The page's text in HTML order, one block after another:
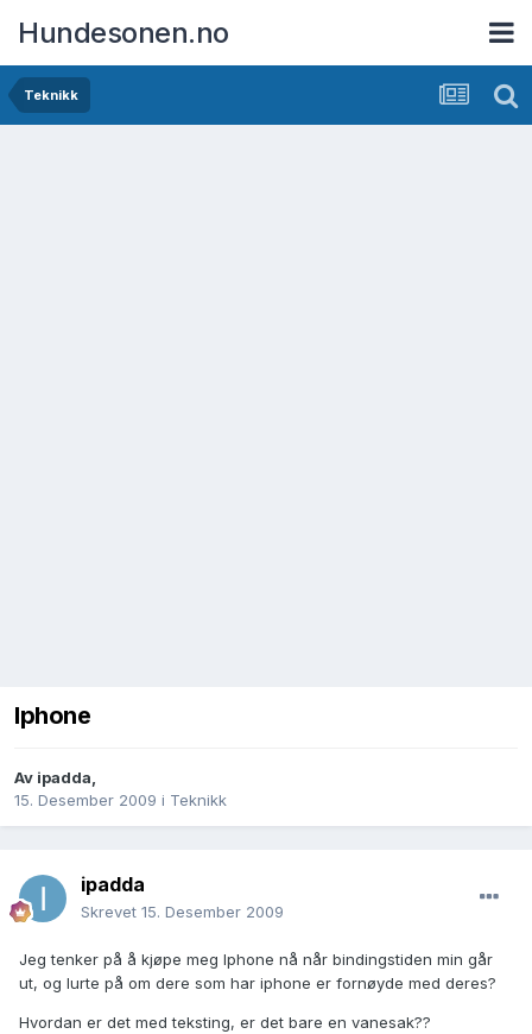
Hundesonen.no
Teknikk
Iphone
Av ipadda,
15. Desember 2009 i Teknikk
ipadda
Skrevet 15. Desember 2009
Jeg tenker på å kjøpe meg Iphone nå når bindingstiden min går
ut, og lurte på om dere som har iphone er fornøyde med deres?
Hvordan er det med teksting, er det bare en vanesak??